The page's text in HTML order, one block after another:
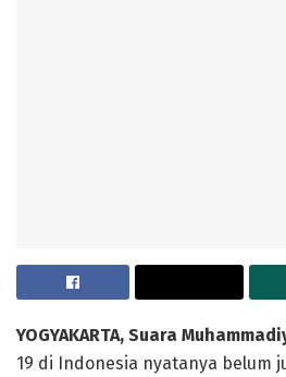
YOGYAKARTA, Suara
19 di Indonesia nyatanya belum